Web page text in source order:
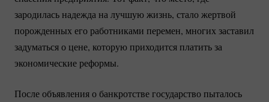
зародилась надежда на лучшую жизнь, стало жертвой
порожденных его работниками перемен, многих заставил
задуматься о цене, которую приходится платить за
экономические реформы.
После объявления о банкротстве государство пыталось